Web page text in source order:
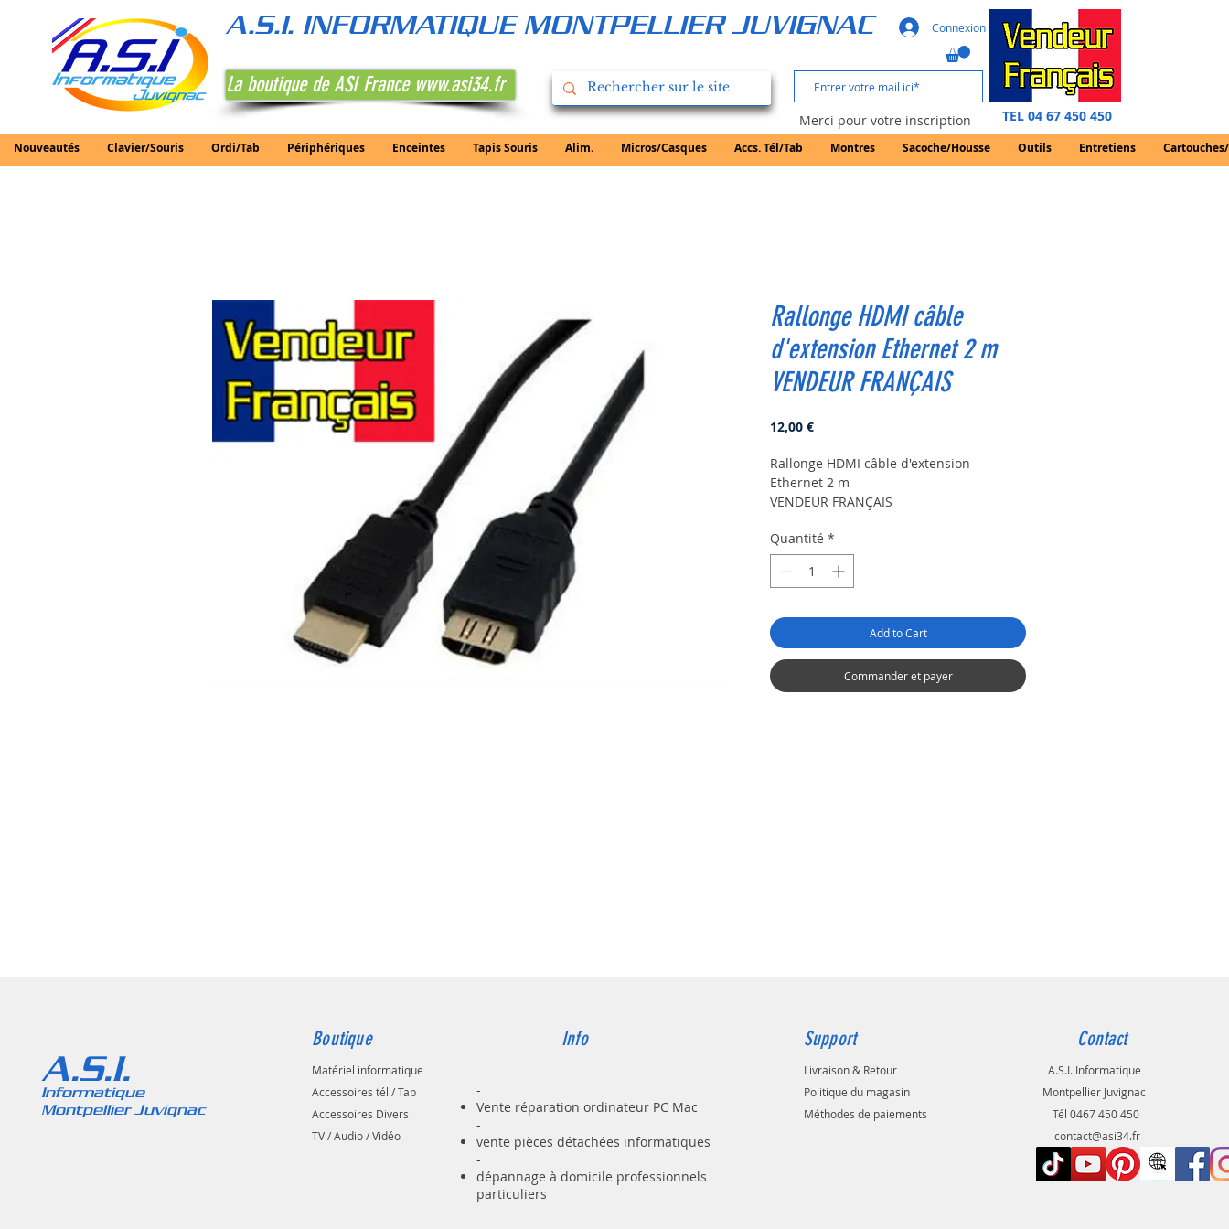
Nouveautés Clavier/Souris Ordi/Tab Périphériques Enceintes Tapis Souris Alim. Micros/Casques Accs. Tél/Tab Montres Sacoche/Housse Outils Entretiens
A.S.I. INFORMATIQUE MONTPELLIER JUVIGNAC
TEL 04 67 450 450
Merci pour votre inscription
Connexion
La boutique de ASI France www.asi34.fr
Rallonge HDMI câble
d'extension Ethernet 2 m
VENDEUR FRANÇAIS
12,00 €Prix
Rallonge HDMI câble d'extension
Ethernet 2 m
VENDEUR FRANÇAIS
Genre du connecteur droit Mâle
Type de connecteur droit HDMI type A
19 broches
Type de connecteur gauche HDMI type
Quantité *
Add to Cart
Commander et payer
Informatique
Montpellier Juvignac
A.S.I.
Boutique
Matériel informatique
Accessoires tél / Tab
Accessoires Divers
TV / Audio / Vidéo
Info
-
Vente réparation ordinateur PC Mac
-
vente pièces détachées informatiques
-
dépannage à domicile professionnels
particuliers
Support
Livraison & Retour
Politique du magasin
Méthodes de paiements
Contact
A.S.I. Informatique
Montpellier Juvignac
Tél 0467 450 450
contact@asi34.fr